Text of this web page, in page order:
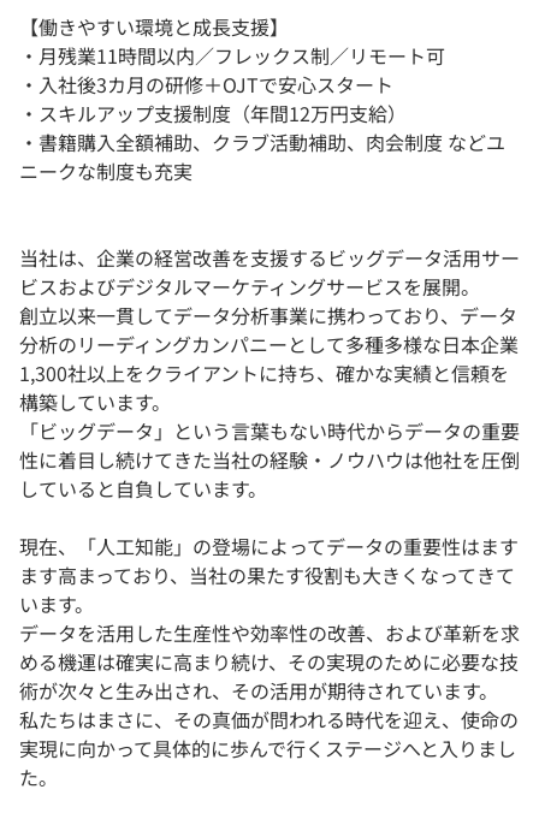
【働きやすい環境と成長支援】
・月残業11時間以内／フレックス制／リモート可
・入社後3カ月の研修＋OJTで安心スタート
・スキルアップ支援制度（年間12万円支給）
・書籍購入全額補助、クラブ活動補助、肉会制度 などユ
ニークな制度も充実
当社は、企業の経営改善を支援するビッグデータ活用サー
ビスおよびデジタルマーケティングサービスを展開。
創立以来一貫してデータ分析事業に携わっており、データ
分析のリーディングカンパニーとして多種多様な日本企業
1,300社以上をクライアントに持ち、確かな実績と信頼を
構築しています。
「ビッグデータ」という言葉もない時代からデータの重要
性に着目し続けてきた当社の経験・ノウハウは他社を圧倒
していると自負しています。
現在、「人工知能」の登場によってデータの重要性はます
ます高まっており、当社の果たす役割も大きくなってきて
います。
データを活用した生産性や効率性の改善、および革新を求
める機運は確実に高まり続け、その実現のために必要な技
術が次々と生み出され、その活用が期待されています。
私たちはまさに、その真価が問われる時代を迎え、使命の
実現に向かって具体的に歩んで行くステージへと入りまし
た。